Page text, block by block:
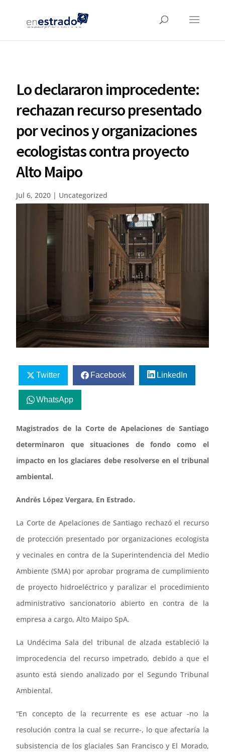
Lo declararon improcedente:
rechazan recurso presentado
por vecinos y organizaciones
ecologistas contra proyecto
Alto Maipo
Jul 6, 2020 | Uncategorized
Twitter Facebook LinkedIn
WhatsApp
Magistrados de la Corte de Apelaciones de Santiago
determinaron que situaciones de fondo como el
impacto en los glaciares debe resolverse en el tribunal
ambiental.
Andrés López Vergara, En Estrado.
La Corte de Apelaciones de Santiago rechazó el recurso
de protección presentado por organizaciones ecologista
y vecinales en contra de la Superintendencia del Medio
Ambiente (SMA) por aprobar programa de cumplimiento
de proyecto hidroeléctrico y paralizar el procedimiento
administrativo sancionatorio abierto en contra de la
empresa a cargo, Alto Maipo SpA.
La Undécima Sala del tribunal de alzada estableció la
improcedencia del recurso impetrado, debido a que el
asunto está siendo analizado por el Segundo Tribunal
Ambiental.
“En concepto de la recurrente es ese actuar -no la
resolución contra la cual se recurre-, lo que afectaría la
subsistencia de los glaciales San Francisco y El Morado,